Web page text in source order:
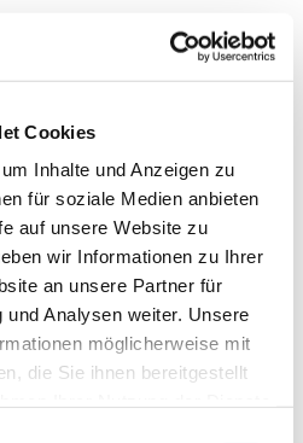
Cookies
Inhalte und Anzeigen zu
für soziale Medien anbieten
auf unsere Website zu
wir Informationen zu Ihrer
an unsere Partner für
Analysen weiter. Unsere
möglicherweise mit
die Sie ihnen bereitgestellt